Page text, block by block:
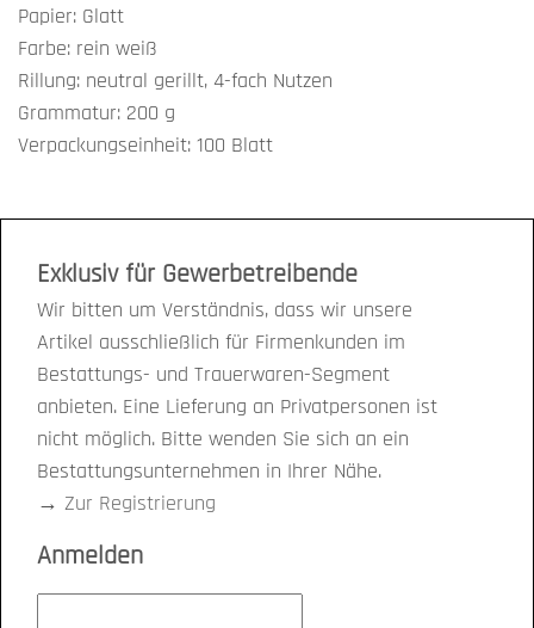
Papier: Glatt
Farbe: rein weiß
Rillung: neutral gerillt, 4-fach Nutzen
Grammatur: 200 g
Verpackungseinheit: 100 Blatt
Exklusiv für Gewerbetreibende
Wir bitten um Verständnis, dass wir unsere
Artikel ausschließlich für Firmenkunden im
Bestattungs- und Trauerwaren-Segment
anbieten. Eine Lieferung an Privatpersonen ist
nicht möglich. Bitte wenden Sie sich an ein
Bestattungsunternehmen in Ihrer Nähe.
→ Zur Registrierung
Anmelden